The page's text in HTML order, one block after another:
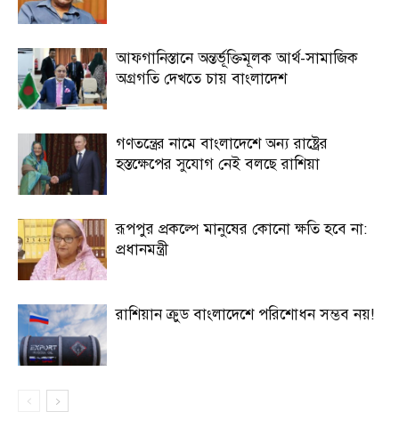
আফগানিস্তানে অন্তর্ভূক্তিমূলক আর্থ-সামাজিক
অগ্রগতি দেখতে চায় বাংলাদেশ
গণতন্ত্রের নামে বাংলাদেশে অন্য রাষ্ট্রের
হস্তক্ষেপের সুযোগ নেই বলছে রাশিয়া
রূপপুর প্রকল্পে মানুষের কোনো ক্ষতি হবে না:
প্রধানমন্ত্রী
রাশিয়ান ক্রুড বাংলাদেশে পরিশোধন সম্ভব নয়!